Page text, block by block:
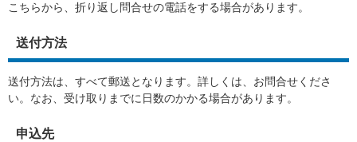
こちらから、折り返し問合せの電話をする場合があります。
送付方法
送付方法は、すべて郵送となります。詳しくは、お問合せくださ
い。なお、受け取りまでに日数のかかる場合があります。
申込先